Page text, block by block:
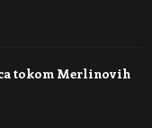
tokom Merlinovih